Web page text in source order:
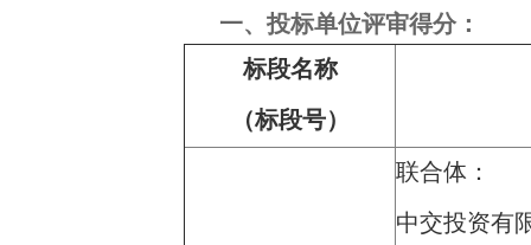
一、投标单位评审得分：
标段名称
（标段号）
联合体：
中交投资有